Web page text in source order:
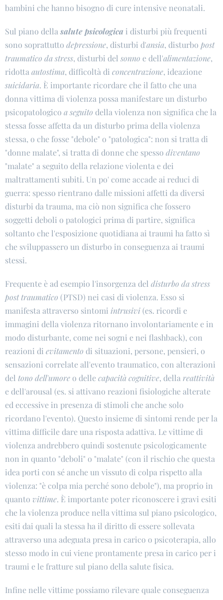
bambini che hanno bisogno di cure intensive neonatali.
Sul piano dellasalute psicologica i disturbi più frequenti
sono soprattutto depressione, disturbi d'ansia, disturbo post
traumatico da stress, disturbi del sonno e dell'alimentazione,
ridotta autostima, difficoltà di concentrazione, ideazione
suicidaria. È importante ricordare che il fatto che una
donna vittima di violenza possa manifestare un disturbo
psicopatologico a seguito della violenza non significa che la
stessa fosse affetta da un disturbo prima della violenza
stessa, o che fosse "debole" o "patologica": non si tratta di
"donne malate", si tratta di donne che spesso diventano
"malate" a seguito della relazione violenta e dei
maltrattamenti subiti. Un po' come accade ai reduci di
guerra: spesso rientrano dalle missioni affetti da diversi
disturbi da trauma, ma ciò non significa che fossero
soggetti deboli o patologici prima di partire, significa
soltanto che l'esposizione quotidiana ai traumi ha fatto sì
che sviluppassero un disturbo in conseguenza ai traumi
stessi.
Frequente è ad esempio l'insorgenza del disturbo da stress
post traumatico (PTSD) nei casi di violenza. Esso si
manifesta attraverso sintomi intrusivi(es. ricordi e
immagini della violenza ritornano involontariamente e in
modo disturbante, come nei sogni e nei flashback), con
reazioni di evitamento di situazioni, persone, pensieri, o
sensazioni correlate all'evento traumatico, con alterazioni
del tono dell'umore o dellecapacità cognitive, della reattività
e dell'arousal (es. si attivano reazioni fisiologiche alterate
ed eccessive in presenza di stimoli che anche solo
ricordano l'evento). Questo insieme di sintomi rende per la
vittima difficile dare una risposta adattiva. Le vittime di
violenza andrebbero quindi sostenute psicologicamente
non in quanto "deboli" o "malate" (con il rischio che questa
idea porti con sé anche un vissuto di colpa rispetto alla
violenza: "è colpa mia perché sono debole"), ma proprio in
quanto vittime. È importante poter riconoscere i gravi esiti
che la violenza produce nella vittima sul piano psicologico,
esiti dai quali la stessa ha il diritto di essere sollevata
attraverso una adeguata presa in carico o psicoterapia, allo
stesso modo in cui viene prontamente presa in carico per i
traumi e le fratture sul piano della salute fisica.
Infine nelle vittime possiamo rilevare quale conseguenza